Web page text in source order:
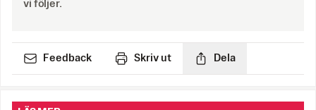
vi följer.
Feedback Skriv ut Dela